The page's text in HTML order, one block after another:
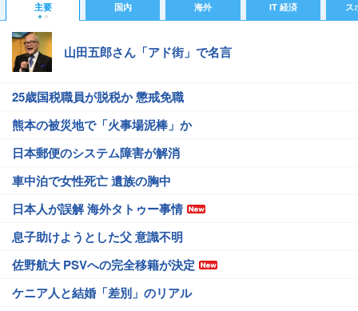
主要 国内 海外 IT 経済 ス
山田五郎さん「アド街」で名言
25歳国税職員が脱税か 懲戒免職
熊本の被災地で「火事場泥棒」か
日本郵便のシステム障害が解消
車中泊で女性死亡 遺族の胸中
日本人が誤解 海外タトゥー事情
息子助けようとした父 意識不明
佐野航大 PSVへの完全移籍が決定
ケニア人と結婚「差別」のリアル